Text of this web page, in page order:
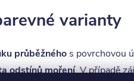
varianty
průběžného s povrchovou
odstínů moření. V případě